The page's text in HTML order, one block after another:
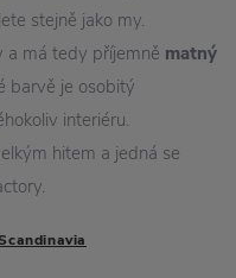
stejně jako my.
a má tedy příjemně matný
barvě je osobitý
interiéru.
hitem a jedná se